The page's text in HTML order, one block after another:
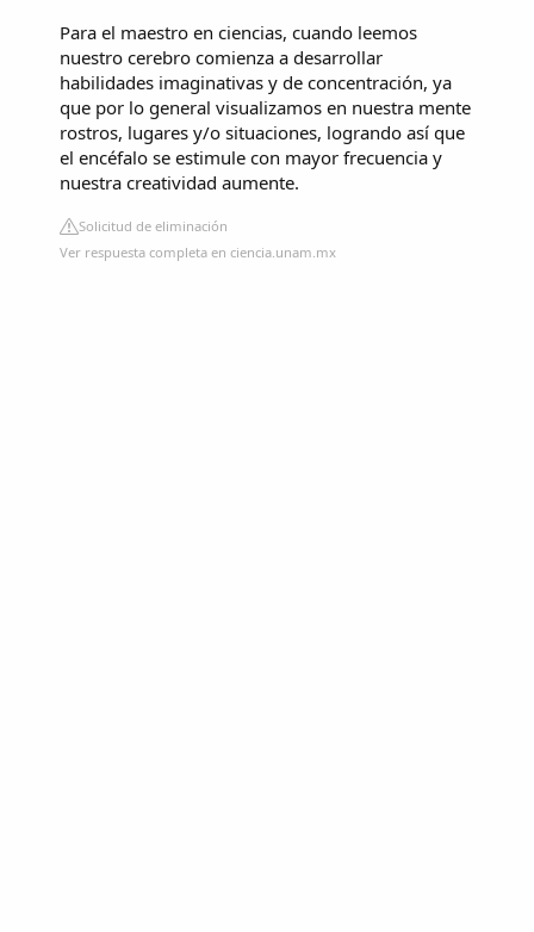
Para el maestro en ciencias, cuando leemos
nuestro cerebro comienza a desarrollar
habilidades imaginativas y de concentración, ya
que por lo general visualizamos en nuestra mente
rostros, lugares y/o situaciones, logrando así que
el encéfalo se estimule con mayor frecuencia y
nuestra creatividad aumente.
Solicitud de eliminación
Ver respuesta completa en ciencia.unam.mx